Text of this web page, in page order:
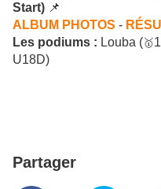
Start) 📌
ALBUM PHOTOS -
Les podiums : Louba (🥇
U18D)
Partager